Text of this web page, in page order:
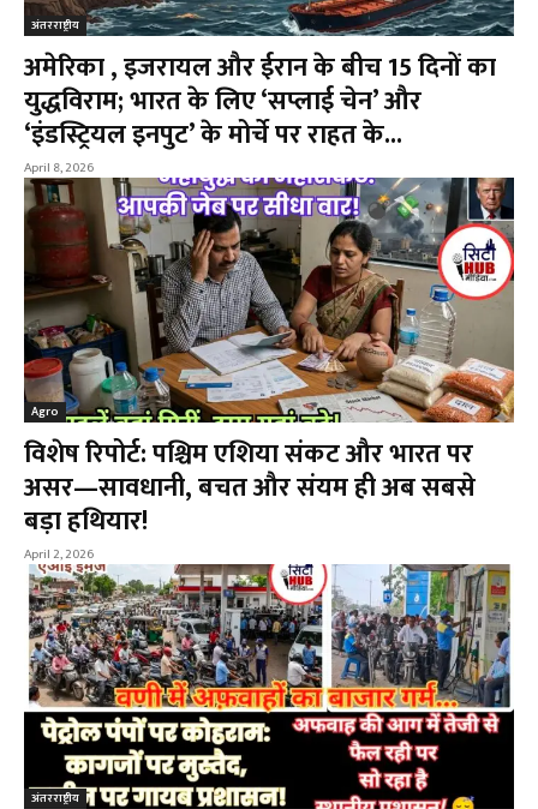
अंतरराष्ट्रीय
अमेरिका , इजरायल और ईरान के बीच 15 दिनों का
युद्धविराम; भारत के लिए ‘सप्लाई चेन’ और
‘इंडस्ट्रियल इनपुट’ के मोर्चे पर राहत के...
April 8, 2026
Agro
विशेष रिपोर्ट: पश्चिम एशिया संकट और भारत पर
असर—सावधानी, बचत और संयम ही अब सबसे
बड़ा हथियार!
April 2, 2026
अंतरराष्ट्रीय